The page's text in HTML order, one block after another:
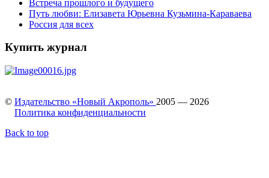
Встреча прошлого и будущего
Путь любви: Елизавета Юрьевна Кузьмина-Караваева
Россия для всех
Купить журнал
© Издательство «Новый Акрополь» 2005 — 2026
Политика конфиденциальности
Back to top